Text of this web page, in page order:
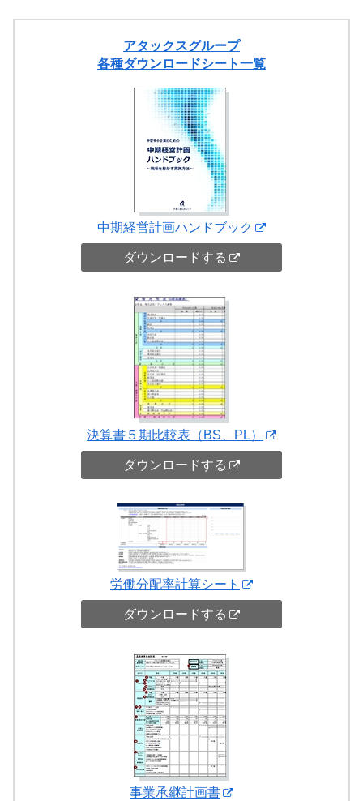
アタックスグループ
各種ダウンロードシート一覧
中期経営計画ハンドブック
ダウンロードする
決算書５期比較表（BS、PL）
ダウンロードする
労働分配率計算シート
ダウンロードする
事業承継計画書